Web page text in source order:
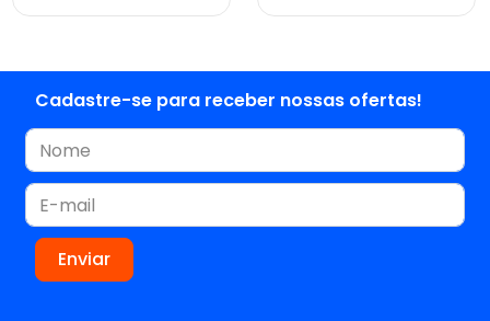
Cadastre-se para receber nossas ofertas!